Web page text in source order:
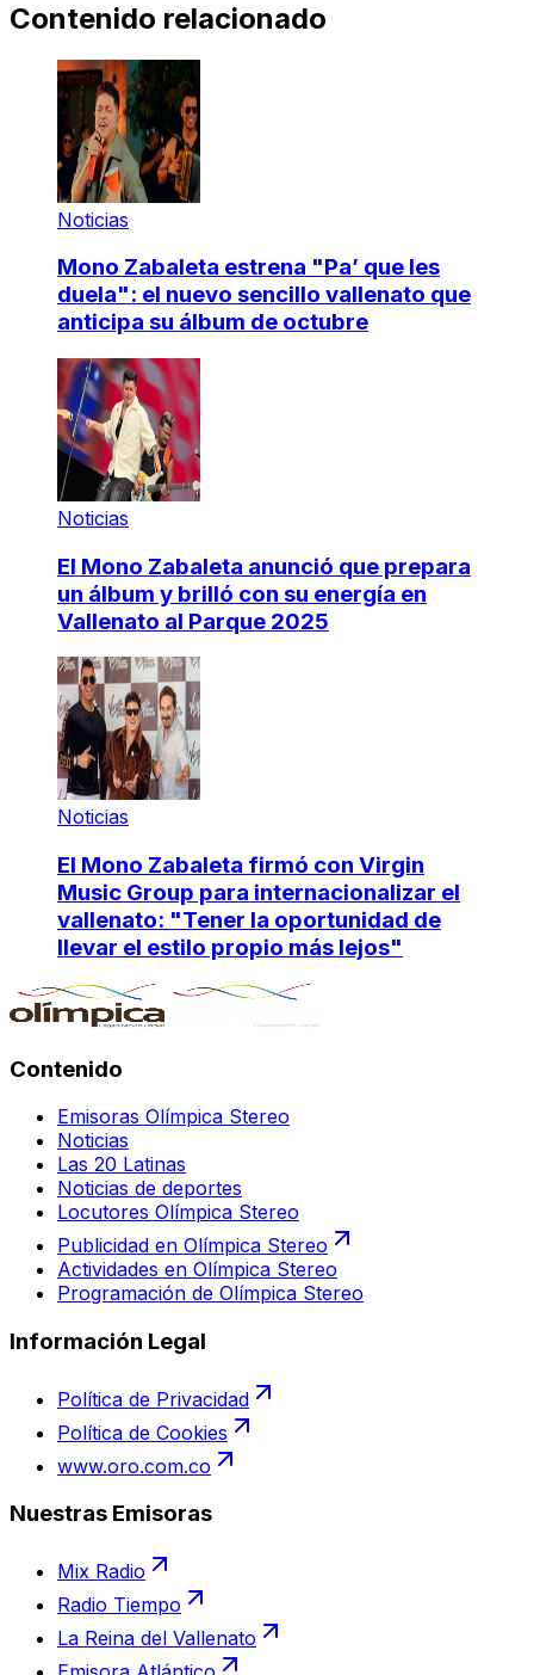
Contenido relacionado
Noticias
Mono Zabaleta estrena "Pa’ que les
duela": el nuevo sencillo vallenato que
anticipa su álbum de octubre
Noticias
El Mono Zabaleta anunció que prepara
un álbum y brilló con su energía en
Vallenato al Parque 2025
Noticias
El Mono Zabaleta firmó con Virgin
Music Group para internacionalizar el
vallenato: "Tener la oportunidad de
llevar el estilo propio más lejos"
Contenido
Emisoras Olímpica Stereo
Noticias
Las 20 Latinas
Noticias de deportes
Locutores Olímpica Stereo
Publicidad en Olímpica Stereo
Actividades en Olímpica Stereo
Programación de Olímpica Stereo
Información Legal
Política de Privacidad
Política de Cookies
www.oro.com.co
Nuestras Emisoras
Mix Radio
Radio Tiempo
La Reina del Vallenato